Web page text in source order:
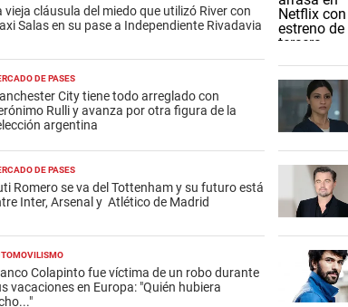
vieja cláusula del miedo que utilizó River con
Salas en su pase a Independiente Rivadavia
DE PASES
City tiene todo arreglado con
Rulli y avanza por otra figura de la
argentina
DE PASES
Romero se va del Tottenham y su futuro está
Inter, Arsenal y Atlético de Madrid
Colapinto fue víctima de un robo durante
vacaciones en Europa: "Quién hubiera